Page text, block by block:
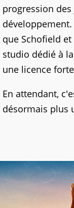
progression
que Schofield
studio dédié à
une licence
En attendant,
désormais plus